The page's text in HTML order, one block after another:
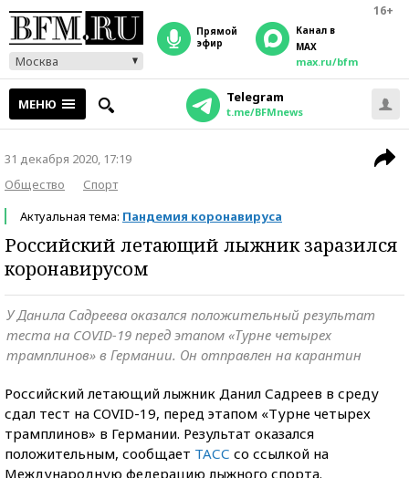
16+
Москва
прямой
эфир
Канал в
MAX
max.ru/bfm
МЕНЮ Telegram
t.me/BFMnews
31 декабря 2020, 17:19
Общество
Спорт
Актуальная тема: Пандемия коронавируса
Российский летающий лыжник заразился
коронавирусом
У Данила Садреева оказался положительный результат
теста на COVID-19 перед этапом «Турне четырех
трамплинов» в Германии. Он отправлен на карантин
Российский летающий лыжник Данил Садреев в среду
сдал тест на COVID-19, перед этапом «Турне четырех
трамплинов» в Германии. Результат оказался
положительным, сообщает ТАСС со ссылкой на
Международную федерацию лыжного спорта.